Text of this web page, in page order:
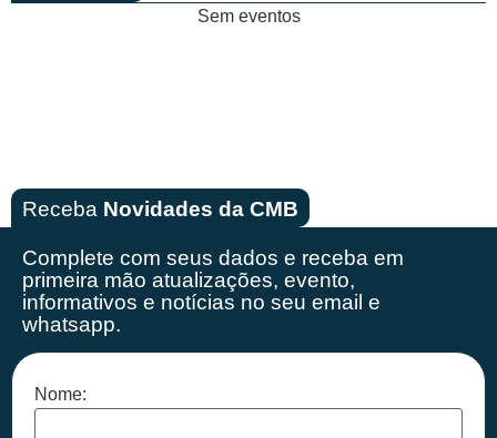
Sem eventos
Receba Novidades da CMB
Complete com seus dados e receba em
primeira mão atualizações, evento,
informativos e notícias no seu email e
whatsapp.
Nome: